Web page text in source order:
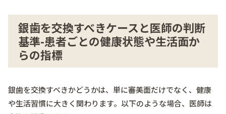
銀歯を交換すべきケースと医師の判断
基準-患者ごとの健康状態や生活面か
らの指標
銀歯を交換すべきかどうかは、単に審美面だけでなく、健康
や生活習慣に大きく関わります。以下のような場合、医師は